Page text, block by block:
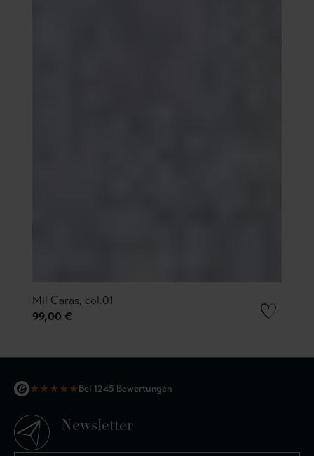
Mil Caras, col.01
99,00 €
★★★★★Bei 1245 Bewertungen
Newsletter